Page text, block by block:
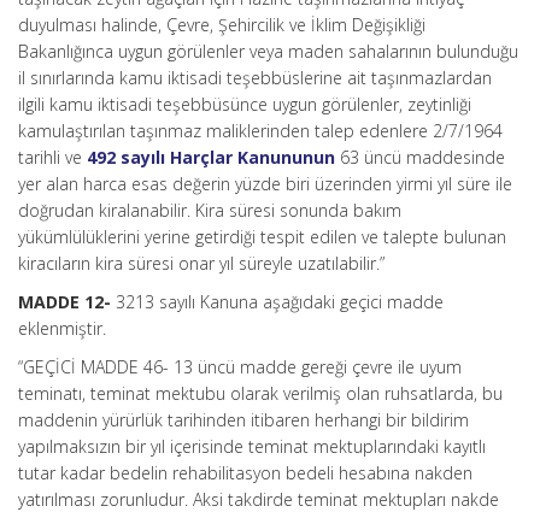
duyulması halinde, Çevre, Şehircilik ve İklim Değişikliği
Bakanlığınca uygun görülenler veya maden sahalarının bulunduğu
il sınırlarında kamu iktisadi teşebbüslerine ait taşınmazlardan
ilgili kamu iktisadi teşebbüsünce uygun görülenler, zeytinliği
kamulaştırılan taşınmaz maliklerinden talep edenlere 2/7/1964
tarihli ve 492 sayılı Harçlar Kanununun 63 üncü maddesinde
yer alan harca esas değerin yüzde biri üzerinden yirmi yıl süre ile
doğrudan kiralanabilir. Kira süresi sonunda bakım
yükümlülüklerini yerine getirdiği tespit edilen ve talepte bulunan
kiracıların kira süresi onar yıl süreyle uzatılabilir.”
MADDE 12- 3213 sayılı Kanuna aşağıdaki geçici madde
eklenmiştir.
“GEÇİCİ MADDE 46- 13 üncü madde gereği çevre ile uyum
teminatı, teminat mektubu olarak verilmiş olan ruhsatlarda, bu
maddenin yürürlük tarihinden itibaren herhangi bir bildirim
yapılmaksızın bir yıl içerisinde teminat mektuplarındaki kayıtlı
tutar kadar bedelin rehabilitasyon bedeli hesabına nakden
yatırılması zorunludur. Aksi takdirde teminat mektupları nakde